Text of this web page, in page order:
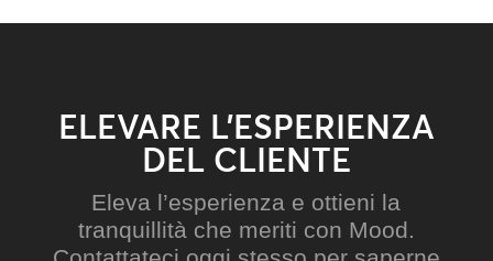
ELEVARE L’ESPERIENZA
DEL CLIENTE
Eleva l’esperienza e ottieni la
tranquillità che meriti con Mood.